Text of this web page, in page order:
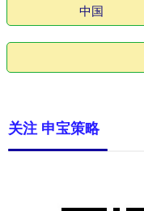
中国
关注 申宝策略